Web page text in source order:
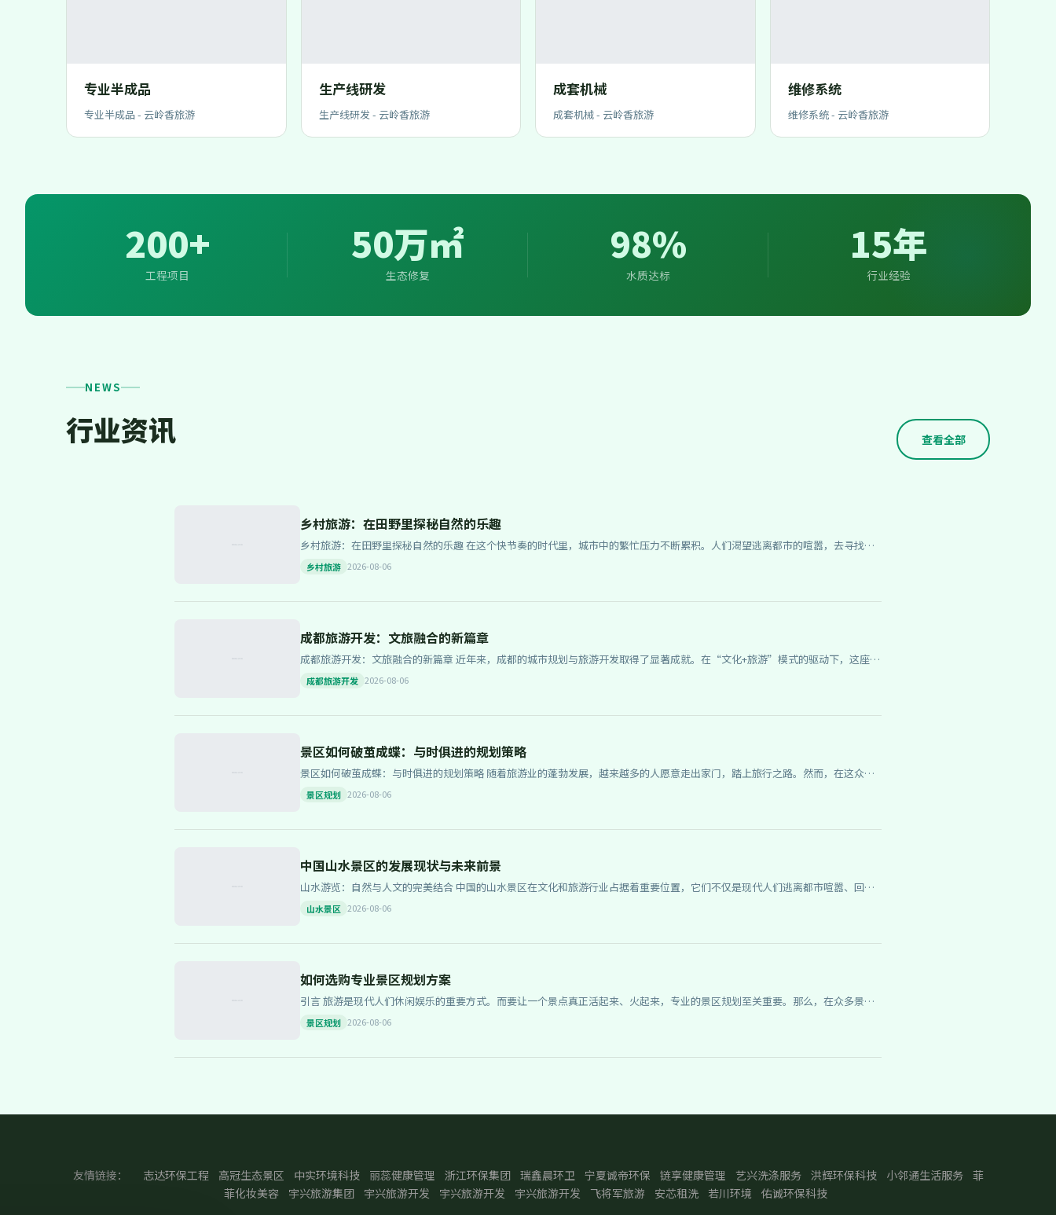
专业半成品
专业半成品 - 云岭香旅游
生产线研发
生产线研发 - 云岭香旅游
成套机械
成套机械 - 云岭香旅游
维修系统
维修系统 - 云岭香旅游
200+
工程项目
50万㎡
生态修复
98%
水质达标
15年
行业经验
NEWS
行业资讯 查看全部
乡村旅游：在田野里探秘自然的乐趣
乡村旅游：在田野里探秘自然的乐趣 在这个快节奏的时代里，城市中的繁忙压力不断累积。人们渴望逃离都市的喧嚣，去寻找一
片宁静的绿洲，在大自然…
乡村旅游 2026-08-06
成都旅游开发：文旅融合的新篇章
成都旅游开发：文旅融合的新篇章 近年来，成都的城市规划与旅游开发取得了显著成就。在“文化+旅游”模式的驱动下，这座城
市正逐步成为全国乃至…
成都旅游开发 2026-08-06
景区如何破茧成蝶：与时俱进的规划策略
景区如何破茧成蝶：与时俱进的规划策略 随着旅游业的蓬勃发展，越来越多的人愿意走出家门，踏上旅行之路。然而，在这众多
选择中，游客们究竟会倾…
景区规划 2026-08-06
中国山水景区的发展现状与未来前景
山水游览：自然与人文的完美结合 中国的山水景区在文化和旅游行业占据着重要位置，它们不仅是现代人们逃离都市喧嚣、回归
大自然的最佳选择，更是…
山水景区 2026-08-06
如何选购专业景区规划方案
引言 旅游是现代人们休闲娱乐的重要方式。而要让一个景点真正活起来、火起来，专业的景区规划至关重要。那么，在众多景区
规划服务中该如何选择呢…
景区规划 2026-08-06
友情链接： 志达环保工程 高冠生态景区 中实环境科技 丽蕊健康管理 浙江环保集团 瑞鑫晨环卫 宁夏诚帝环保 链享健康管理 艺兴洗涤服务 洪辉环保科技 小邻通生活服务
菲
菲化妆美容
宇兴旅游集团 宇兴旅游开发 宇兴旅游开发 宇兴旅游开发 飞将军旅游 安芯租洗 若川环境 佑诚环保科技